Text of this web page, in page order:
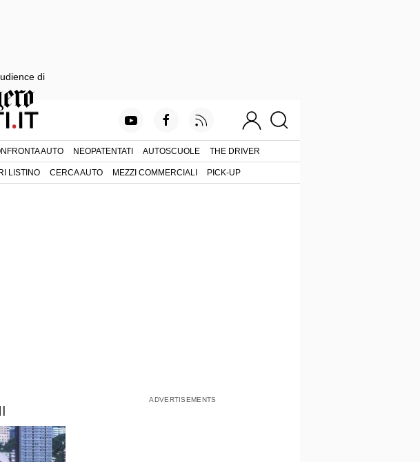
AUTO NEOPATENTATI AUTOSCUOLE THE DRIVER
LISTINO CERCA AUTO MEZZI COMMERCIALI PICK-UP
di